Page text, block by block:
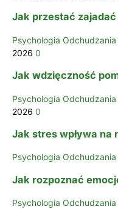
Jak przestać
Psychologia Odchudzania
2026 0
Jak wdzięczność
Psychologia Odchudzania
2026 0
Jak stres wpływa na
Psychologia Odchudzania
Jak rozpoznać
Psychologia Odchudzania